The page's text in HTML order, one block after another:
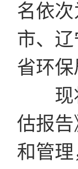
名依
市、
省环
现将
估报
和管